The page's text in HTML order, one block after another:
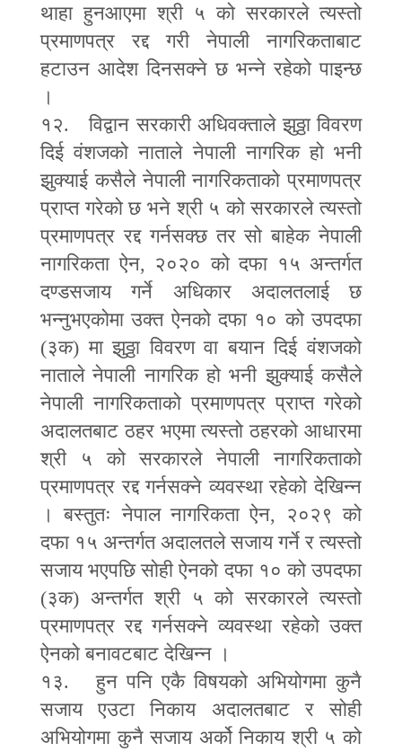
थाहा हुनआएमा श्री ५ को सरकारले त्यस्तो
प्रमाणपत्र रद्द गरी नेपाली नागरिकताबाट
हटाउन आदेश दिनसक्ने छ भन्ने रहेको पाइन्छ
।
१२. विद्वान सरकारी अधिवक्ताले झुठ्ठा विवरण
दिई वंशजको नाताले नेपाली नागरिक हो भनी
झुक्याई कसैले नेपाली नागरिकताको प्रमाणपत्र
प्राप्त गरेको छ भने श्री ५ को सरकारले त्यस्तो
प्रमाणपत्र रद्द गर्नसक्छ तर सो बाहेक नेपाली
नागरिकता ऐन, २०२० को दफा १५ अन्तर्गत
दण्डसजाय गर्ने अधिकार अदालतलाई छ
भन्नुभएकोमा उक्त ऐनको दफा १० को उपदफा
(३क) मा झुठ्ठा विवरण वा बयान दिई वंशजको
नाताले नेपाली नागरिक हो भनी झुक्याई कसैले
नेपाली नागरिकताको प्रमाणपत्र प्राप्त गरेको
अदालतबाट ठहर भएमा त्यस्तो ठहरको आधारमा
श्री ५ को सरकारले नेपाली नागरिकताको
प्रमाणपत्र रद्द गर्नसक्ने व्यवस्था रहेको देखिन्न
। बस्तुतः नेपाल नागरिकता ऐन, २०२९ को
दफा १५ अन्तर्गत अदालतले सजाय गर्ने र त्यस्तो
सजाय भएपछि सोही ऐनको दफा १० को उपदफा
(३क) अन्तर्गत श्री ५ को सरकारले त्यस्तो
प्रमाणपत्र रद्द गर्नसक्ने व्यवस्था रहेको उक्त
ऐनको बनावटबाट देखिन्न ।
१३. हुन पनि एकै विषयको अभियोगमा कुनै
सजाय एउटा निकाय अदालतबाट र सोही
अभियोगमा कुनै सजाय अर्को निकाय श्री ५ को